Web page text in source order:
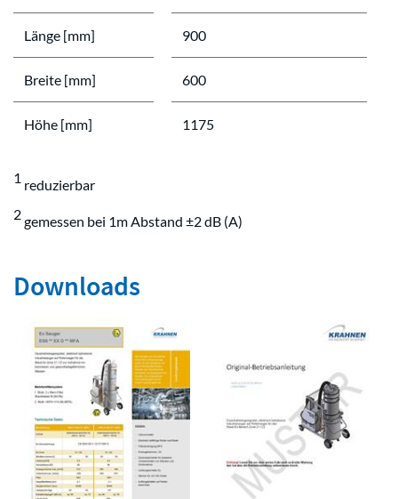
Länge [mm] 900
Breite [mm] 600
Höhe [mm] 1175
1 reduzierbar
2gemessen bei 1m Abstand ±2 dB (A)
Downloads